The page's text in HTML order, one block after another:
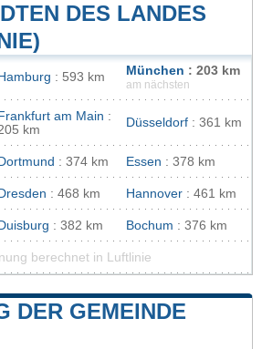
DES LANDES
Hamburg : 593 km München : 203 km
am nächsten
Frankfurt am Main :
km
Düsseldorf : 361 km
Dortmund : 374 km Essen : 378 km
Dresden : 468 km Hannover : 461 km
Duisburg : 382 km Bochum : 376 km
berechnet in Luftlinie
DER GEMEINDE